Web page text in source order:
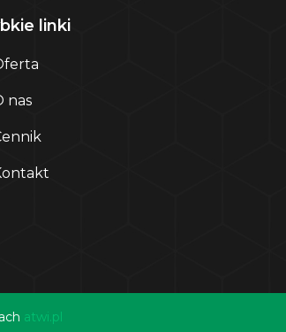
linki
nas
atwi.pl